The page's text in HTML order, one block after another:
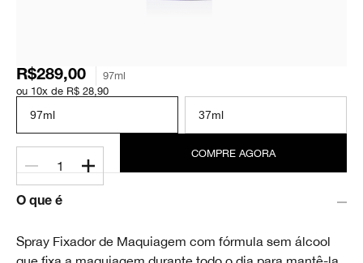
R$289,00
97ml
ou 10x de R$ 28,90
97ml 37ml
1
COMPRE AGORA
O que é
Spray Fixador de Maquiagem com fórmula sem álcool